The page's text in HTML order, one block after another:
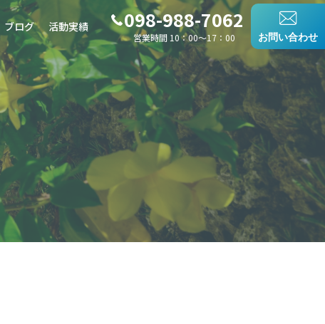
ブログ 活動実績 098-988-7062
営業時間 10：00〜17：00 お問い合わせ